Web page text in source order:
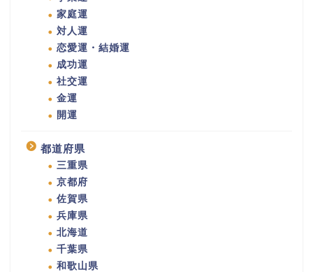
家庭運
対人運
恋愛運・結婚運
成功運
社交運
金運
開運
都道府県
三重県
京都府
佐賀県
兵庫県
北海道
千葉県
和歌山県